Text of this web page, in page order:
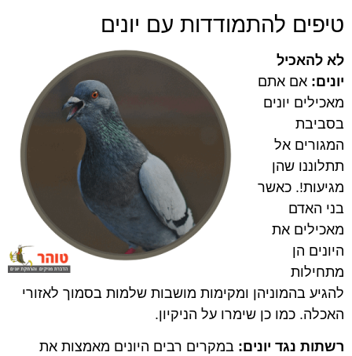
טיפים להתמודדות עם יונים
לא להאכיל
יונים: אם אתם
מאכילים יונים
בסביבת
המגורים אל
תתלוננו שהן
מגיעות!. כאשר
בני האדם
מאכילים את
היונים הן
מתחילות
להגיע בהמוניהן ומקימות מושבות שלמות בסמוך לאזורי
האכלה. כמו כן שימרו על הניקיון.
רשתות נגד יונים: במקרים רבים היונים מאמצות את